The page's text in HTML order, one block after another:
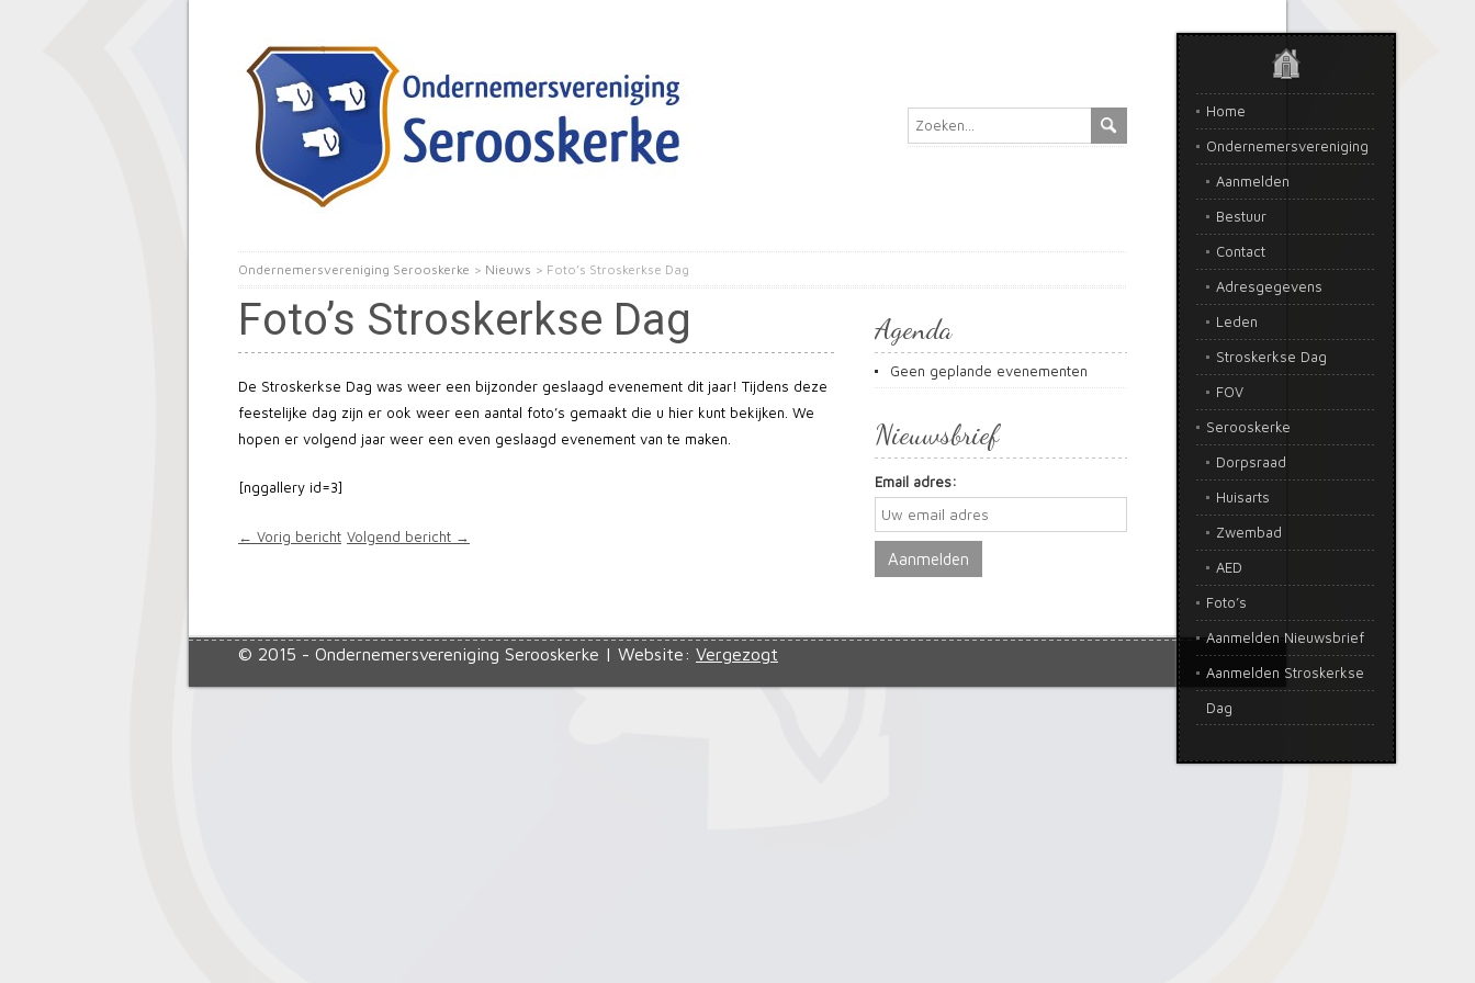
Home
Ondernemersvereniging
Aanmelden
Bestuur
Contact
Adresgegevens
Leden
Stroskerkse Dag
FOV
Serooskerke
Dorpsraad
Huisarts
Zwembad
AED
Foto’s
Aanmelden Nieuwsbrief
Aanmelden Stroskerkse
Dag
Ondernemersvereniging Serooskerke > Nieuws > Foto’s Stroskerkse Dag
Foto’s Stroskerkse Dag
De Stroskerkse Dag was weer een bijzonder geslaagd evenement dit jaar! Tijdens deze
feestelijke dag zijn er ook weer een aantal foto’s gemaakt die u hier kunt bekijken. We
hopen er volgend jaar weer een even geslaagd evenement van te maken.
[nggallery id=3]
← Vorig bericht Volgend bericht →
Agenda
Geen geplande evenementen
Nieuwsbrief
Email adres:
© 2015 - Ondernemersvereniging Serooskerke | Website: Vergezogt